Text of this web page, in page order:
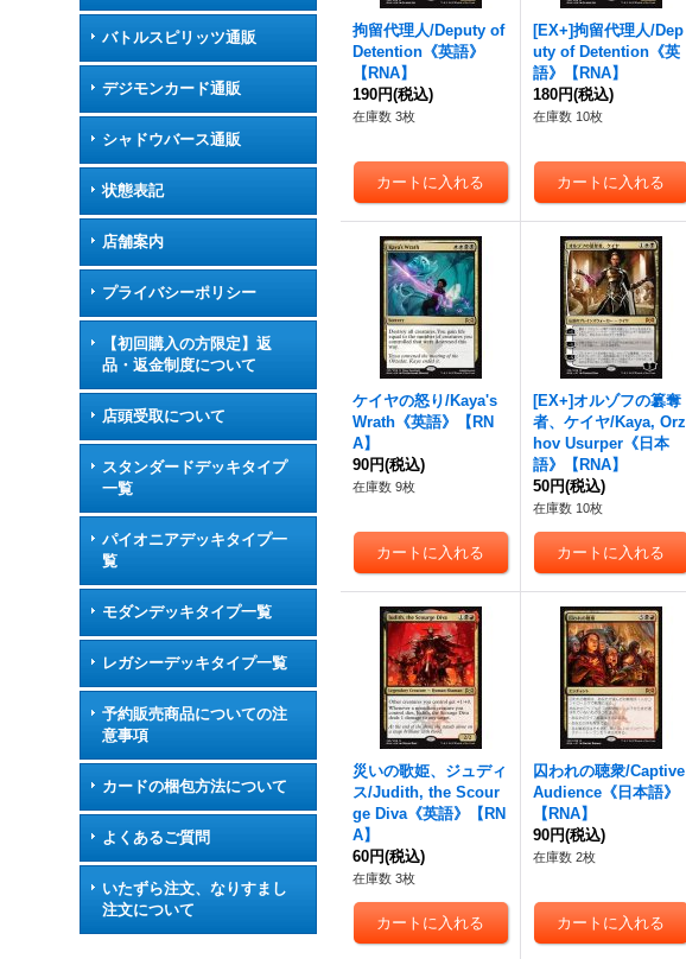
バトルスピリッツ通販
デジモンカード通販
シャドウバース通販
状態表記
店舗案内
プライバシーポリシー
【初回購入の方限定】返
品・返金制度について
店頭受取について
スタンダードデッキタイプ
一覧
パイオニアデッキタイプ一
覧
モダンデッキタイプ一覧
レガシーデッキタイプ一覧
予約販売商品についての注
意事項
カードの梱包方法について
よくあるご質問
いたずら注文、なりすまし
注文について
拘留代理人/Deputy of
Detention《英語》
【RNA】
190円(税込)
在庫数 3枚
[EX+]拘留代理人/Dep
uty of Detention《英
語》【RNA】
180円(税込)
在庫数 10枚
ケイヤの怒り/Kaya's
Wrath《英語》【RN
A】
90円(税込)
在庫数 9枚
[EX+]オルゾフの簒奪
者、ケイヤ/Kaya, Orz
hov Usurper《日本
語》【RNA】
50円(税込)
在庫数 10枚
災いの歌姫、ジュディ
ス/Judith, the Scour
ge Diva《英語》【RN
A】
60円(税込)
在庫数 3枚
囚われの聴衆/Captive
Audience《日本語》
【RNA】
90円(税込)
在庫数 2枚